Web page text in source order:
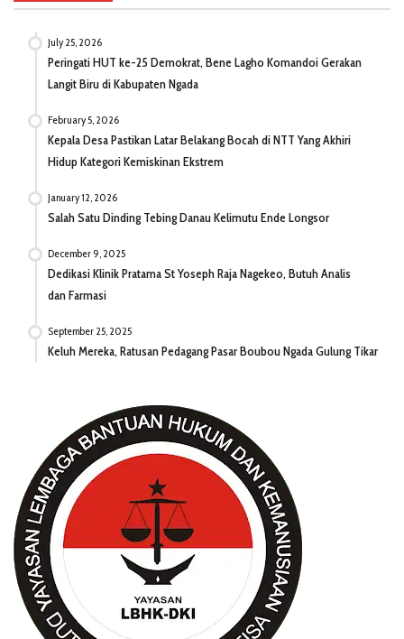
July 25, 2026
Peringati HUT ke-25 Demokrat, Bene Lagho Komandoi Gerakan
Langit Biru di Kabupaten Ngada
February 5, 2026
Kepala Desa Pastikan Latar Belakang Bocah di NTT Yang Akhiri
Hidup Kategori Kemiskinan Ekstrem
January 12, 2026
Salah Satu Dinding Tebing Danau Kelimutu Ende Longsor
December 9, 2025
Dedikasi Klinik Pratama St Yoseph Raja Nagekeo, Butuh Analis
dan Farmasi
September 25, 2025
Keluh Mereka, Ratusan Pedagang Pasar Boubou Ngada Gulung Tikar